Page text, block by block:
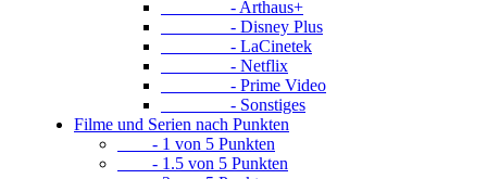
- Arthaus+
- Disney Plus
- LaCinetek
- Netflix
- Prime Video
- Sonstiges
Filme und Serien nach Punkten
- 1 von 5 Punkten
- 1.5 von 5 Punkten